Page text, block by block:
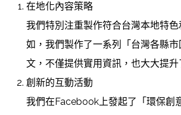
在地化內容策略
我們特別注重製作符合台灣本地特色
如，我們製作了一系列「台灣各縣
文，不僅提供實用資訊，也大大提升
創新的互動活動
我們在Facebook上發起了「環保創